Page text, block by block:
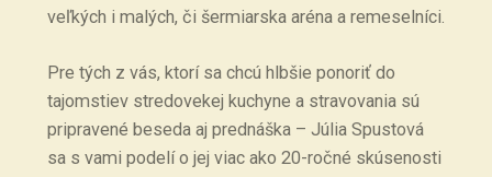
veľkých i malých, či šermiarska aréna a remeselníci.
Pre tých z vás, ktorí sa chcú hlbšie ponoriť do
tajomstiev stredovekej kuchyne a stravovania sú
pripravené beseda aj prednáška – Júlia Spustová
sa s vami podelí o jej viac ako 20-ročné skúsenosti